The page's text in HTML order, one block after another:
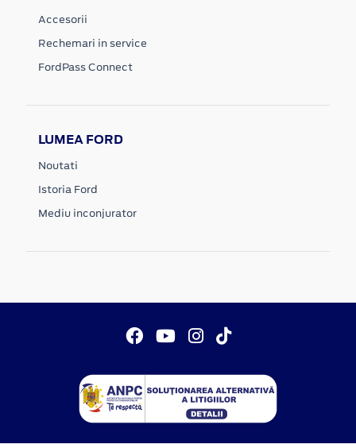
Accesorii
Rechemari in service
FordPass Connect
LUMEA FORD
Noutati
Istoria Ford
Mediu inconjurator